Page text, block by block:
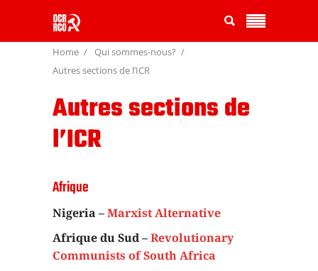
Home
Qui sommes-nous?
Autres sections de l’ICR
Autres sections de
l’ICR
Afrique
Nigeria –Marxist Alternative
Afrique du Sud –Revolutionary
Communists of South Africa